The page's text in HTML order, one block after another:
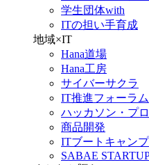
学生団体with
ITの担い手育成
地域×IT
Hana道場
Hana工房
サイバーサクラ
IT推進フォーラム
ハッカソン・プ
商品開発
ITブートキャンプ
SABAE